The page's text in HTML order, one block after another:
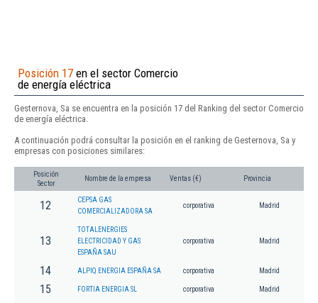
Posición 17 en el sector Comercio
de energía eléctrica
Gesternova, Sa se encuentra en la posición 17 del Ranking del sector Comercio
de energía eléctrica.
A continuación podrá consultar la posición en el ranking de Gesternova, Sa y
empresas con posiciones similares:
Posición
Sector
Nombre de la empresa Ventas (€) Provincia
12
CEPSA GAS
COMERCIALIZADORA SA
corporativa Madrid
13
TOTALENERGIES
ELECTRICIDAD Y GAS
ESPAÑA SAU
corporativa Madrid
14 ALPIQ ENERGIA ESPAÑA SA corporativa Madrid
15 FORTIA ENERGIA SL corporativa Madrid